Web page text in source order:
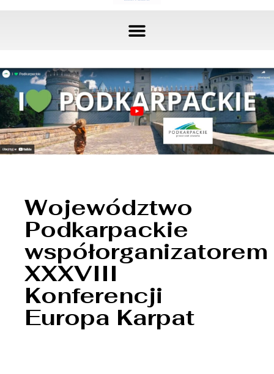
Województwo
Podkarpackie
współorganizatorem
XXXVIII
Konferencji
Europa Karpat